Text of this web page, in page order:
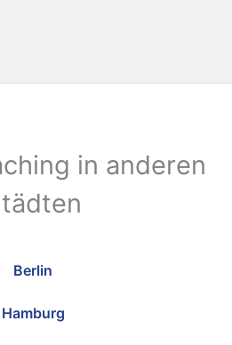
in anderen
Berlin
Hamburg